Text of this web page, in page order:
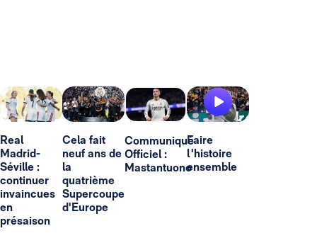
Real
Madrid-
Séville :
continuer
invaincues
en
présaison
Cela fait
neuf ans de
la
quatrième
Supercoupe
d'Europe
Communiqué
Officiel :
Mastantuono
Faire
l'histoire
ensemble